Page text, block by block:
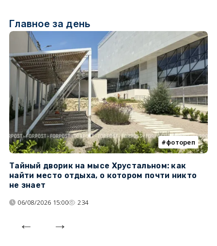
Главное за день
фотореп
Тайный дворик на мысе Хрустальном: как
найти место отдыха, о котором почти никто
не знает
06/08/2026 15:00 234